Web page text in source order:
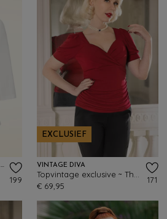
GLAMOUR BUNNY BUSINESS BABE
199
EXCLUSIEF
VINTAGE DIVA
€ 69,95
171